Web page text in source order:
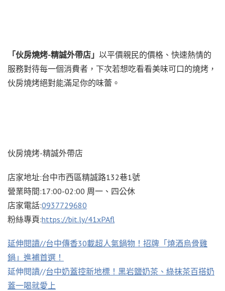
「伙房燒烤-精誠外帶店」 以平價親民的價格、快速熱情的
服務對待每一個消費者，下次若想吃看看美味可口的燒烤，
伙房燒烤絕對能滿足你的味蕾。
伙房燒烤-精誠外帶店
店家地址:台中市西區精誠路132巷1號
營業時間:17:00-02:00 周一、四公休
店家電話:0937729680
粉絲專頁:https://bit.ly/41xPAfl
延伸閱讀//台中傳香30載超人氣鍋物！招牌「燒酒烏骨雞
鍋」進補首選！
延伸閱讀//台中奶蓋控新地標！黑岩鹽奶茶、綠抹茶百搭奶
蓋一喝就愛上